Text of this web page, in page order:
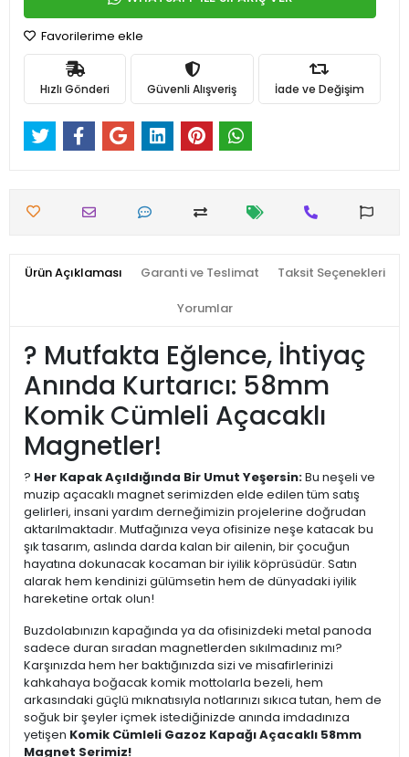
Favorilerime ekle
Hızlı Gönderi Güvenli Alışveriş İade ve Değişim
Ürün Açıklaması Garanti ve Teslimat Taksit Seçenekleri
Yorumlar
? Mutfakta Eğlence, İhtiyaç
Anında Kurtarıcı: 58mm
Komik Cümleli Açacaklı
Magnetler!
? Her Kapak Açıldığında Bir Umut Yeşersin:Bu neşeli ve
muzip açacaklı magnet serimizden elde edilen tüm satış
gelirleri, insani yardım derneğimizin projelerine doğrudan
aktarılmaktadır. Mutfağınıza veya ofisinize neşe katacak bu
şık tasarım, aslında darda kalan bir ailenin, bir çocuğun
hayatına dokunacak kocaman bir iyilik köprüsüdür. Satın
alarak hem kendinizi gülümsetin hem de dünyadaki iyilik
hareketine ortak olun!
Buzdolabınızın kapağında ya da ofisinizdeki metal panoda
sadece duran sıradan magnetlerden sıkılmadınız mı?
Karşınızda hem her baktığınızda sizi ve misafirlerinizi
kahkahaya boğacak komik mottolarla bezeli, hem
arkasındaki güçlü mıknatısıyla notlarınızı sıkıca tutan, hem de
soğuk bir şeyler içmek istediğinizde anında imdadınıza
yetişen Komik Cümleli Gazoz Kapağı Açacaklı 58mm
Magnet Serimiz!